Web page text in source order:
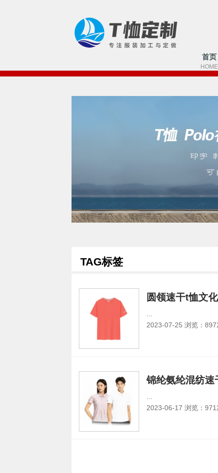
首页
HOME
TAG标签
圆领速干t恤文
2023-07-25 浏览： 897
锦纶氨纶混纺
2023-06-17 浏览： 971